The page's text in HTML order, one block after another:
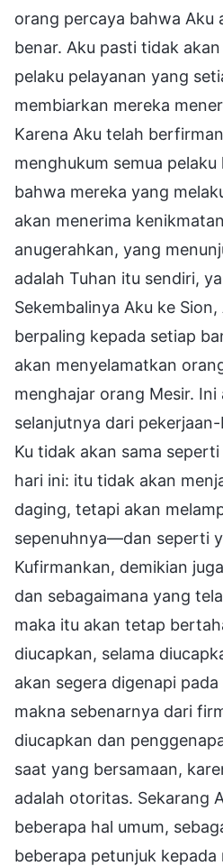
orang percaya bahwa Aku
benar. Aku pasti tidak
pelaku pelayanan yang
membiarkan mereka
Karena Aku telah
menghukum semua
bahwa mereka yang
akan menerima
anugerahkan, yang
adalah Tuhan itu sendiri,
Sekembalinya Aku ke
berpaling kepada setiap
akan menyelamatkan
menghajar orang Mesir. Ini
selanjutnya dari
Ku tidak akan sama
hari ini: itu tidak akan
daging, tetapi akan
sepenuhnya—dan seperti
Kufirmankan, demikian
dan sebagaimana yang
maka itu akan tetap
diucapkan, selama
akan segera digenapi
makna sebenarnya dari
diucapkan dan
saat yang bersamaan,
adalah otoritas. Sekarang
beberapa hal umum,
beberapa petunjuk kepada